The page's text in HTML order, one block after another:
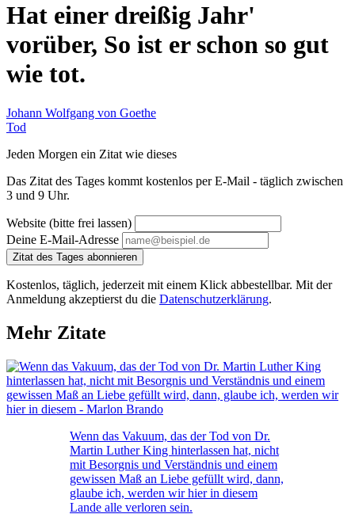
Hat einer dreißig Jahr'
vorüber, So ist er schon so gut
wie tot.
Johann Wolfgang von Goethe
Tod
Jeden Morgen ein Zitat wie dieses
Das Zitat des Tages kommt kostenlos per E-Mail - täglich zwischen
3 und 9 Uhr.
Website (bitte frei lassen)
Deine E-Mail-Adresse
Zitat des Tages abonnieren
Kostenlos, täglich, jederzeit mit einem Klick abbestellbar. Mit der
Anmeldung akzeptierst du die Datenschutzerklärung.
Mehr Zitate
Wenn das Vakuum, das der Tod von Dr.
Martin Luther King hinterlassen hat, nicht
mit Besorgnis und Verständnis und einem
gewissen Maß an Liebe gefüllt wird, dann,
glaube ich, werden wir hier in diesem
Lande alle verloren sein.